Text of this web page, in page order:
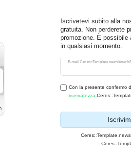
Iscrivetevi subito alla
gratuita. Non perderete
promozione. È possibile
in qualsiasi momento.
E-mail
Con la presente confermo
riservatezza